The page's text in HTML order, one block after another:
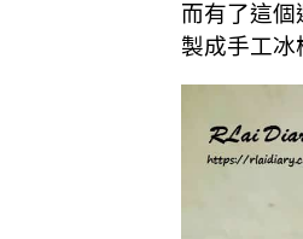
而有了這個
製成手工冰